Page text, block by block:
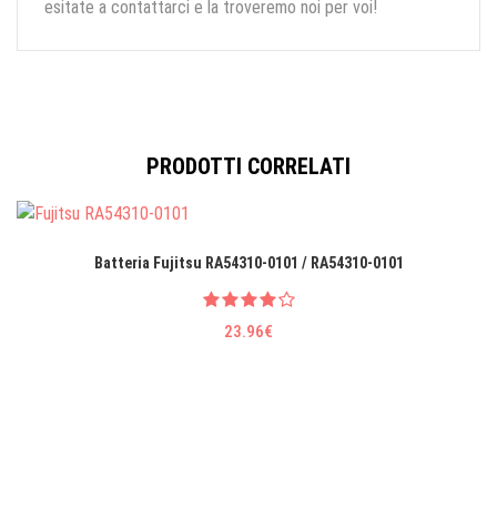
esitate a contattarci e la troveremo noi per voi!
PRODOTTI CORRELATI
Batteria Fujitsu RA54310-0101 / RA54310-0101
23.96€